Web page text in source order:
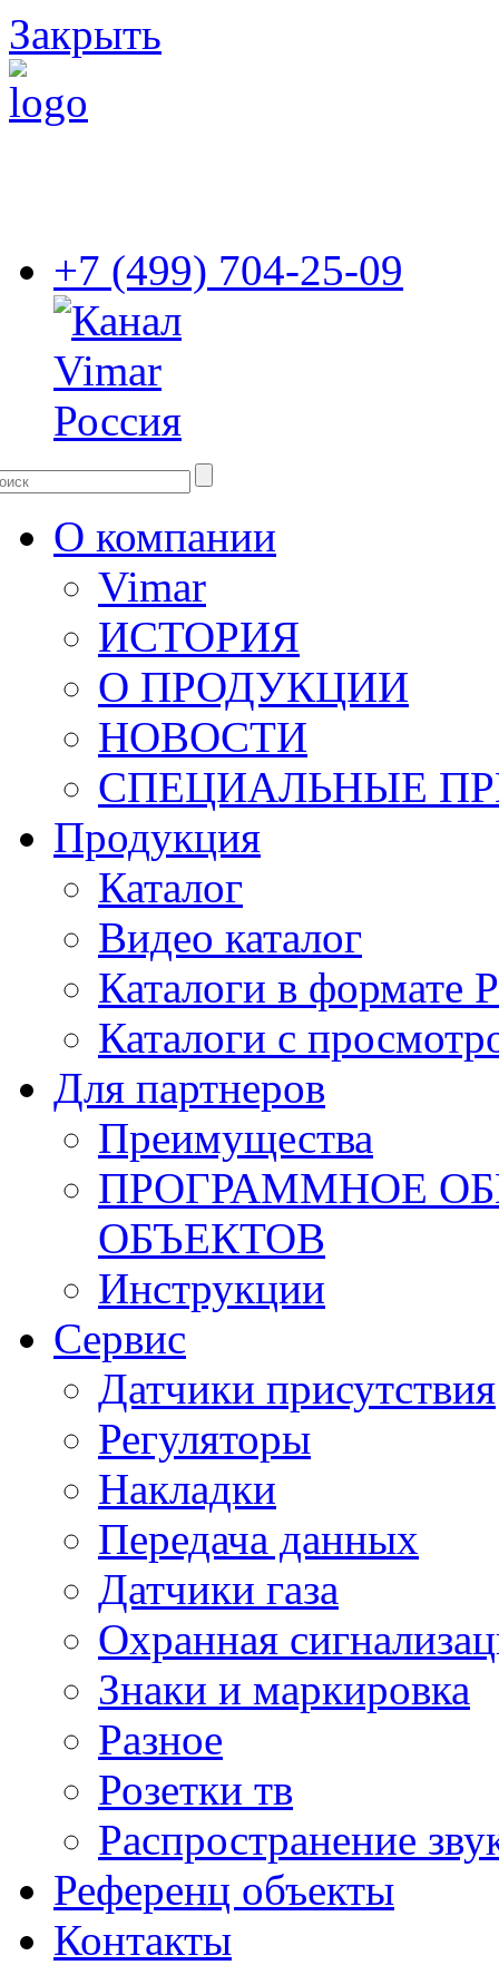
Закрыть
+7 (499) 704-25-09
О компании
Vimar
ИСТОРИЯ
О ПРОДУКЦИИ
НОВОСТИ
СПЕЦИАЛЬНЫЕ
Продукция
Каталог
Видео каталог
Каталоги в формате
Каталоги с
Для партнеров
Преимущества
ПРОГРАММНОЕ
ОБЪЕКТОВ
Инструкции
Сервис
Датчики присутствия
Регуляторы
Накладки
Передача данных
Датчики газа
Охранная
Знаки и маркировка
Разное
Розетки тв
Распространение
Референц объекты
Контакты